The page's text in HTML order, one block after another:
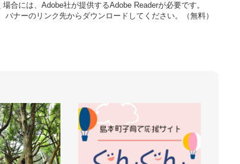
合には、Adobe社が提供するAdobe Readerが必要です。
バナーのリンク先からダウンロードしてください。（無料）